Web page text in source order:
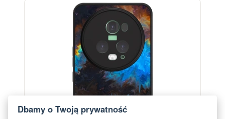
Dbamy o Twoją prywatność